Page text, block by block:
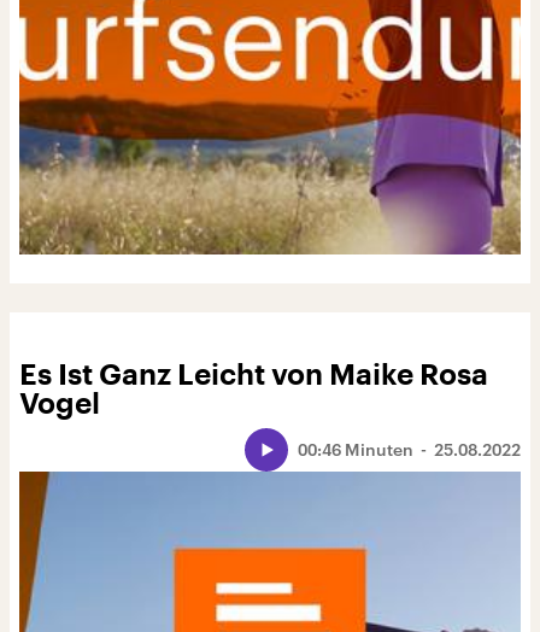
Es Ist Ganz Leicht von Maike Rosa
Vogel
25.08.2022
00:46 Minuten